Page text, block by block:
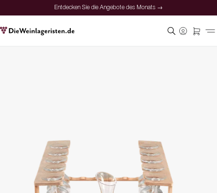
Entdecken Sie die Angebote des Monats →